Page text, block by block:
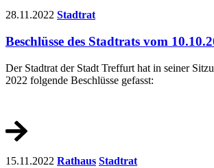
28.11.2022 Stadtrat
Beschlüsse des Stadtrats vom
Der Stadtrat der Stadt Treffurt hat in seiner
2022 folgende Beschlüsse gefasst:
15.11.2022 Rathaus Stadtrat